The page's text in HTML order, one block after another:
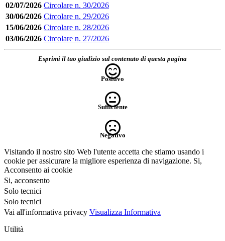
02/07/2026 Circolare n. 30/2026
30/06/2026 Circolare n. 29/2026
15/06/2026 Circolare n. 28/2026
03/06/2026 Circolare n. 27/2026
Esprimi il tuo giudizio sul contenuto di questa pagina
Positivo
Sufficiente
Negativo
Visitando il nostro sito Web l'utente accetta che stiamo usando i
cookie per assicurare la migliore esperienza di navigazione. Si,
Acconsento ai cookie
Si, acconsento
Solo tecnici
Solo tecnici
Vai all'informativa privacy Visualizza Informativa
Utilità